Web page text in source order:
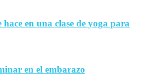
hace en una clase de yoga para
en el embarazo